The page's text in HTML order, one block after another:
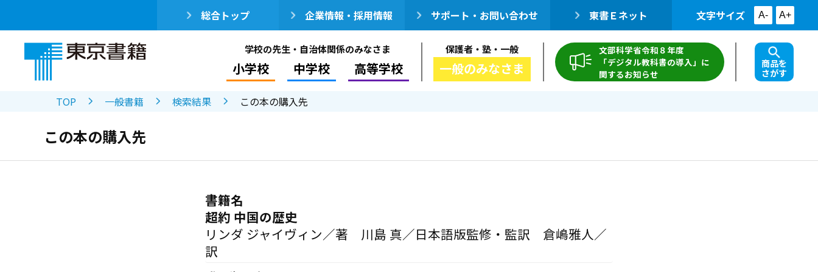
総合トップ 企業情報・採用情報 サポート・お問い合わせ 東書Ｅネット 文字サイズ A- A+
学校の先生・自治体関係のみなさま
小学校 中学校 高等学校
保護者・塾・一般
一般のみなさま
文部科学省令和８年度
「デジタル教科書の導入」に
関するお知らせ
商品を
さがす
TOP 一般書籍 検索結果 この本の購入先
この本の購入先
書籍名
超約 中国の歴史
リンダ ジャイヴィン／著 川島 真／日本語版監修・監訳 倉嶋雅人／
訳